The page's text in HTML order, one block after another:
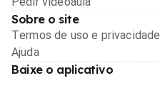
Sobre o site
Termos de uso e privacidade
Ajuda
Baixe o aplicativo